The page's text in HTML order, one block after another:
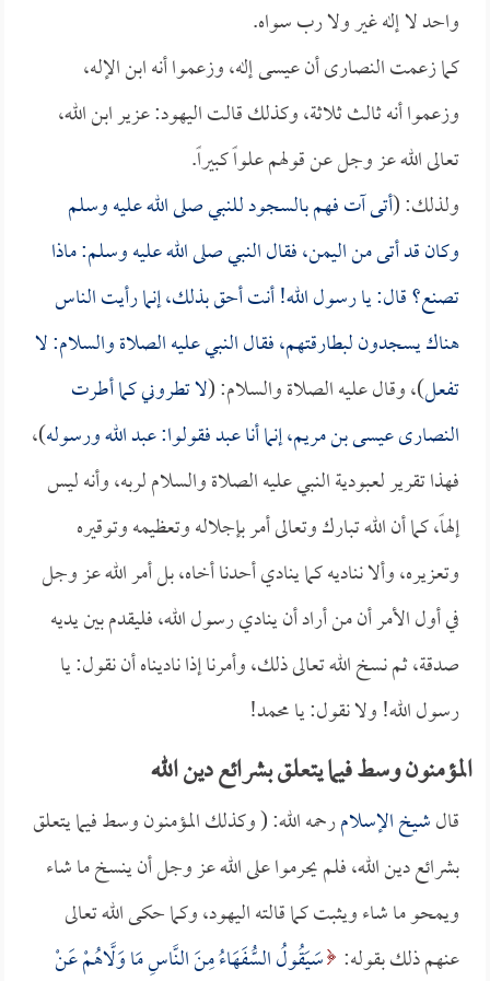
واحد لا إله غير ولا رب سواه.
كما زعمت النصارى أن عيسى إله، وزعموا أنه ابن الإله،
وزعموا أنه ثالث ثلاثة، وكذلك قالت اليهود: عزير ابن الله،
تعالى الله عز وجل عن قولهم علواً كبيراً.
ولذلك: (أتى آت فهم بالسجود للنبي صلى الله عليه وسلم
وكان قد أتى من اليمن، فقال النبي صلى الله عليه وسلم: ماذا
تصنع؟ قال: يا رسول الله! أنت أحق بذلك، إنما رأيت الناس
هناك يسجدون لبطارقتهم، فقال النبي عليه الصلاة والسلام: لا
تفعل)، وقال عليه الصلاة والسلام: (لا تطروني كما أطرت
النصارى عيسى بن مريم، إنما أنا عبد فقولوا: عبد الله ورسوله)،
فهذا تقرير لعبودية النبي عليه الصلاة والسلام لربه، وأنه ليس
إلهاً، كما أن الله تبارك وتعالى أمر بإجلاله وتعظيمه وتوقيره
وتعزيره، وألا نناديه كما ينادي أحدنا أخاه، بل أمر الله عز وجل
في أول الأمر أن من أراد أن ينادي رسول الله، فليقدم بين يديه
صدقة، ثم نسخ الله تعالى ذلك، وأمرنا إذا ناديناه أن نقول: يا
رسول الله! ولا نقول: يا محمد!
المؤمنون وسط فيما يتعلق بشرائع دين الله
قالشيخ الإسلامرحمه الله: ( وكذلك المؤمنون وسط فيما يتعلق
بشرائع دين الله، فلم يحرموا على الله عز وجل أن ينسخ ما شاء
ويمحو ما شاء ويثبت كما قالته اليهود، وكما حكى الله تعالى
عنهم ذلك بقوله: سَيَقُولُ السُّفَهَاءُ مِنَ النَّاسِ مَا وَلَّاهُمْ عَنْ